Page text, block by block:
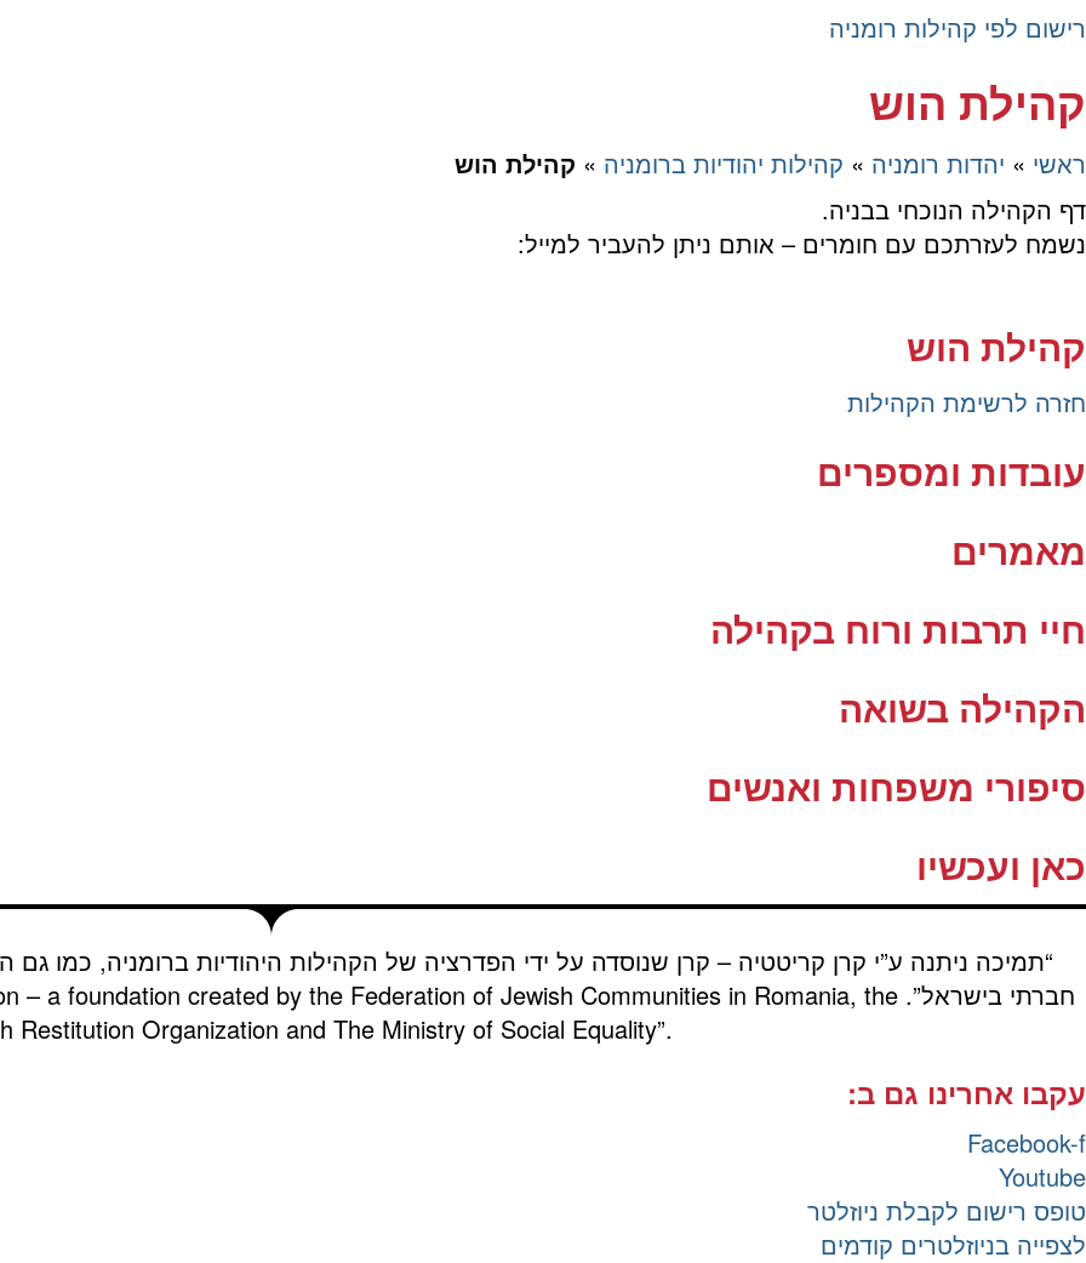
רישום לפי קהילות רומניה
קהילת הוש
ראשי » יהדות רומניה » קהילות יהודיות ברומניה » קהילת הוש
דף הקהילה הנוכחי בבניה.
נשמח לעזרתכם עם חומרים – אותם ניתן להעביר למייל:
קהילת הוש
חזרה לרשימת הקהילות
עובדות ומספרים
מאמרים
חיי תרבות ורוח בקהילה
הקהילה בשואה
סיפורי משפחות ואנשים
כאן ועכשיו
“תמיכה ניתנה ע”י קרן קריטטיה – קרן שנוסדה על ידי הפדרציה של הקהילות היהודיות ברומניה, כמו גם
חברתי בישראל”.– a foundation created by the Federation of Jewish Communities in Romania, the
Restitution Organization and The Ministry of Social Equality”.
עקבו אחרינו גם ב:
Facebook-f
Youtube
טופס רישום לקבלת ניוזלטר
לצפייה בניוזלטרים קודמים